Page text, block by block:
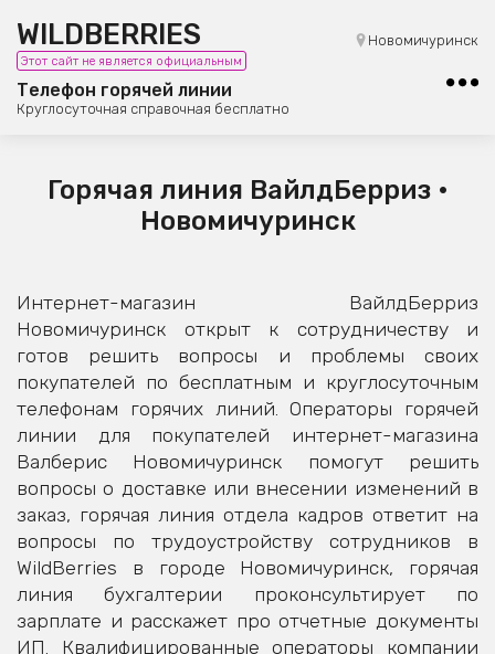
WILDBERRIES
Этот сайт не является официальным
Телефон горячей линии
Круглосуточная справочная бесплатно
Новомичуринск
8 (800) 101-42-23
Бесплатная юридическая консультация
Горячая линия ВайлдБерриз •
Новомичуринск
Интернет-магазин ВайлдБерриз
Новомичуринск открыт к сотрудничеству и
готов решить вопросы и проблемы своих
покупателей по бесплатным и круглосуточным
телефонам горячих линий. Операторы горячей
линии для покупателей интернет-магазина
Валберис Новомичуринск помогут решить
вопросы о доставке или внесении изменений в
заказ, горячая линия отдела кадров ответит на
вопросы по трудоустройству сотрудников в
WildBerries в городе Новомичуринск, горячая
линия бухгалтерии проконсультирует по
зарплате и расскажет про отчетные документы
ИП. Квалифицированные операторы компании